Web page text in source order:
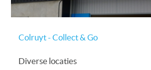
Colruyt - Collect & Go
Diverse locaties